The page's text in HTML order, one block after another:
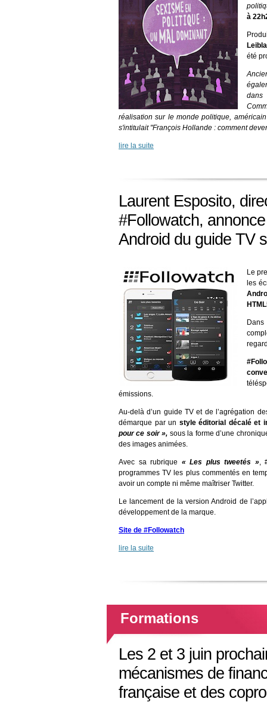
à
été
réalisation sur le monde politique,
s'intitulait "François Hollande : comment
lire la suite
Laurent Esposito,
#Followatch,
Android du guide TV
Le
les
émissions.
Au-delà d’un guide TV et de l’agrégation
démarque par un style éditorial décalé et
pour ce soir », sous la forme d’une
des images animées.
Avec sa rubrique « Les plus tweetés »,
programmes TV les plus commentés en
avoir un compte ni même maîtriser Twitter.
Le lancement de la version Android de
développement de la marque.
Site de #Followatch
lire la suite
Formations
Les 2 et 3 juin
mécanismes de
française et des